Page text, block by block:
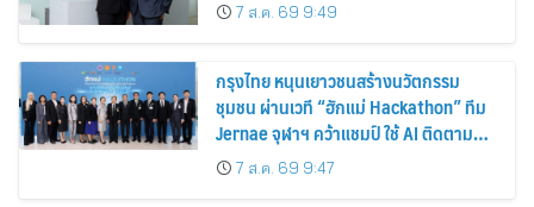
7 ส.ค. 69 9:49
กรุงไทย หนุนเยาวชนสร้างนวัตกรรม
ชุมชน ผ่านเวที “ฮักแม่ Hackathon” ทีม
Jernae จุฬาฯ คว้าแชมป์ ใช้ AI ติดตาม
ทรัพย์สินสูญหาย
7 ส.ค. 69 9:47